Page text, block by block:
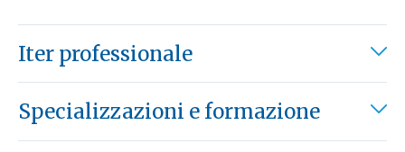
Iter professionale
Specializzazioni e formazione